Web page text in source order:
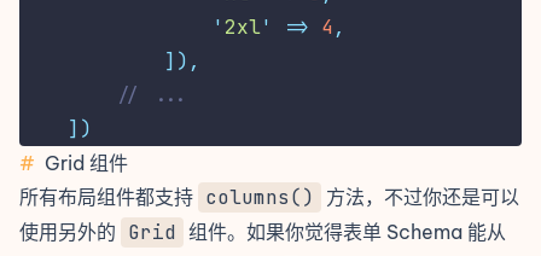
'2xl' => 4,
]),
// ...
])
# Grid 组件
所有布局组件都支持 columns()
方法，不过你还是可以
使用另外的 Grid 组件。如果你觉得表单 Schema 能从